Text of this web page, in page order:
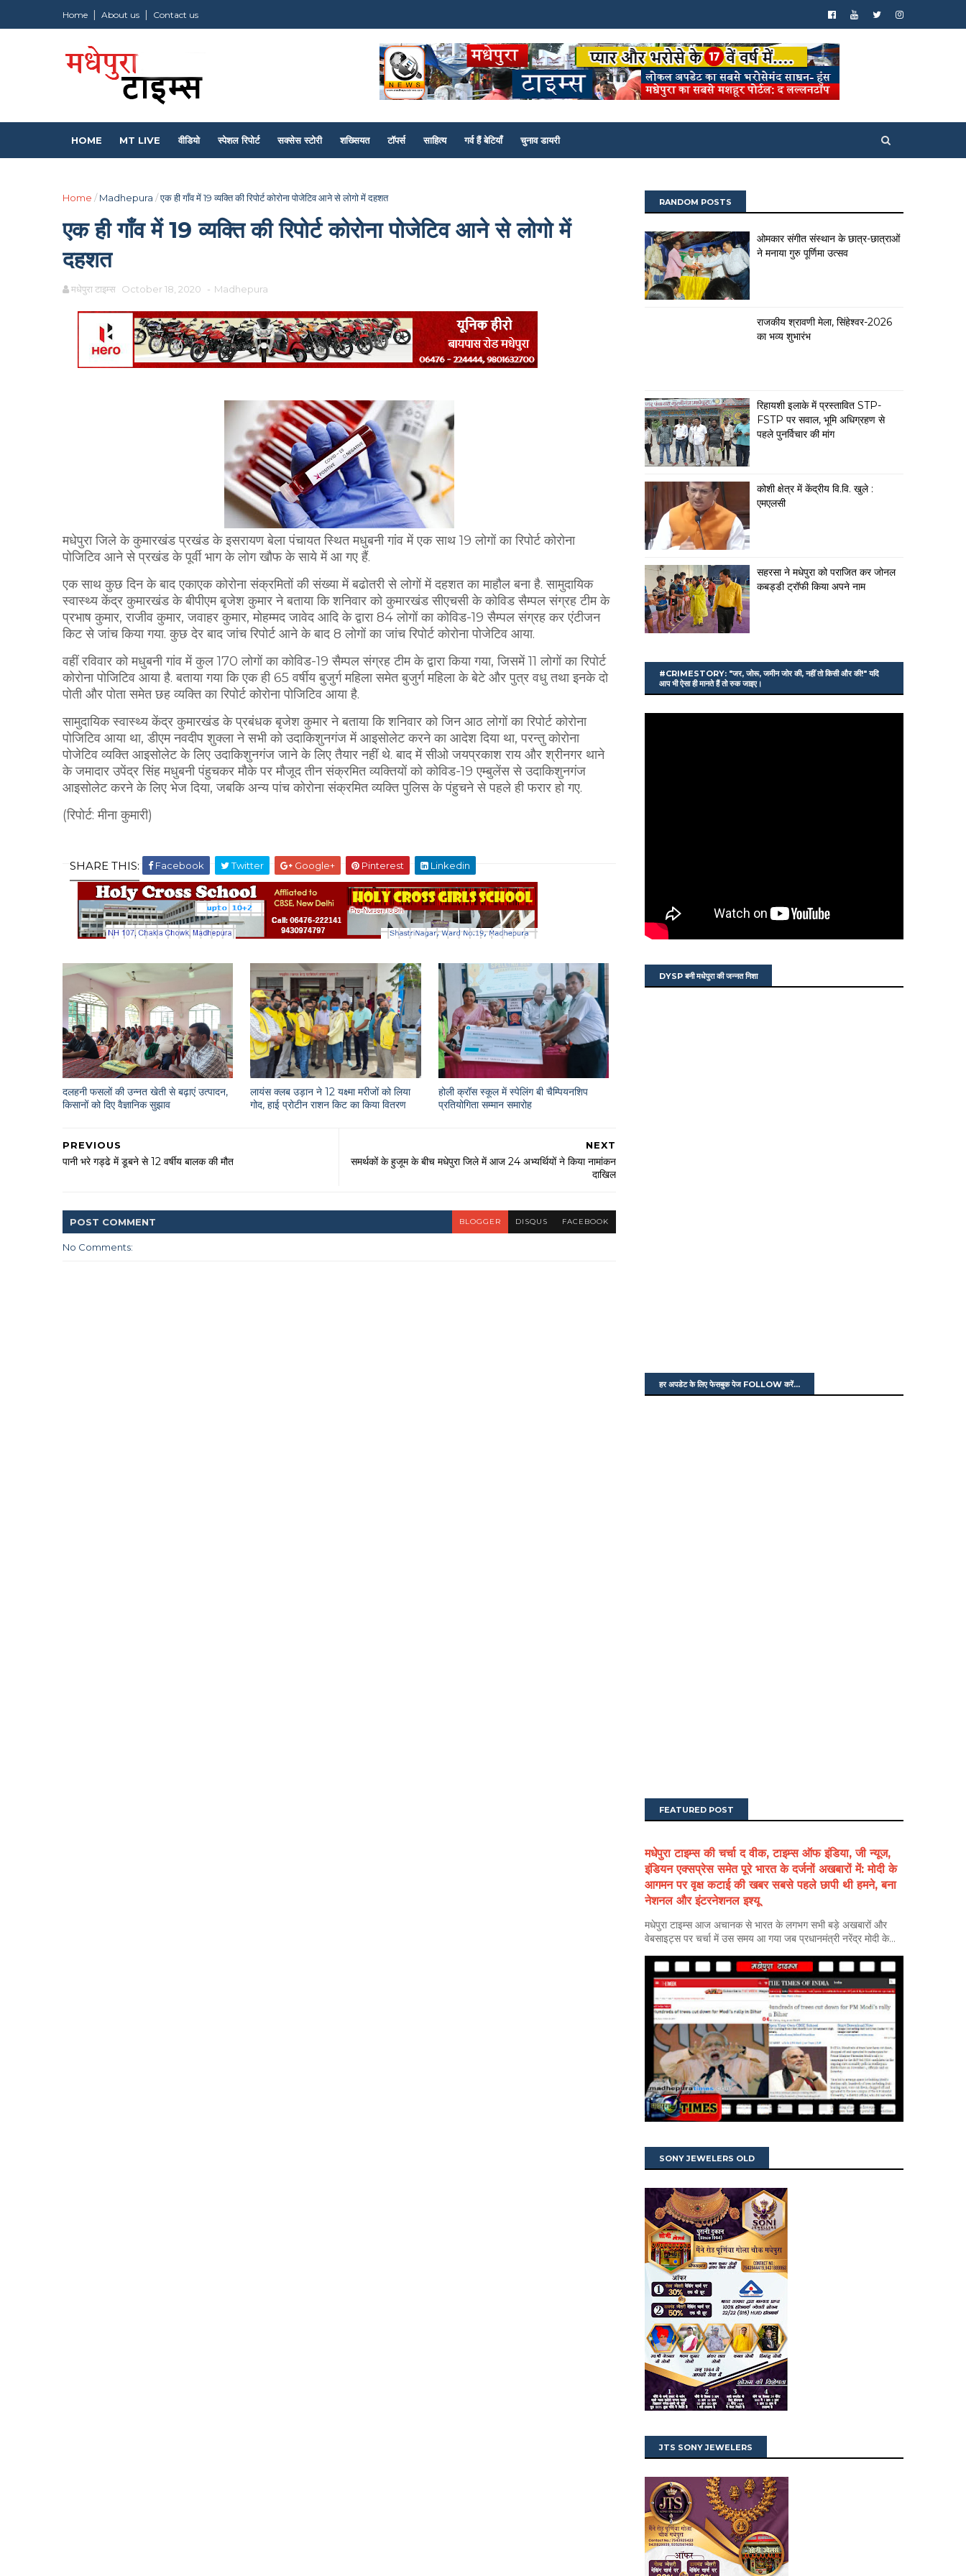
Home About us Contact us
HOME MT LIVE वीडियो स्पेशल रिपोर्ट सक्सेस स्टोरी शख्सियत टॉपर्स साहित्य गर्व हैं बेटियाँ चुनाव डायरी
Home / Madhepura /एक ही गाँव में 19 व्यक्ति की रिपोर्ट कोरोना पोजेटिव आने से लोगो में दहशत
एक ही गाँव में 19 व्यक्ति की रिपोर्ट कोरोना पोजेटिव आने से लोगो में
दहशत
मधेपुरा टाइम्स October 18, 2020 - Madhepura
मधेपुरा जिले के कुमारखंड प्रखंड के इसरायण बेला पंचायत स्थित मधुबनी गांव में एक साथ 19 लोगों का रिपोर्ट कोरोना
पोजिटिव आने से प्रखंड के पूर्वी भाग के लोग खौफ के साये में आ गए हैं.
एक साथ कुछ दिन के बाद एकाएक कोरोना संक्रमितों की संख्या में बढोतरी से लोगों में दहशत का माहौल बना है. सामुदायिक
स्वास्थ्य केंद्र कुमारखंड के बीपीएम बृजेश कुमार ने बताया कि शनिवार को कुमारखंड सीएचसी के कोविड सैम्पल संग्रह टीम के
प्रभाष कुमार, राजीव कुमार, जवाहर कुमार, मोहम्मद जावेद आदि के द्वारा 84 लोगों का कोविड-19 सैम्पल संग्रह कर एंटीजन
किट से जांच किया गया. कुछ देर बाद जांच रिपोर्ट आने के बाद 8 लोगों का जांच रिपोर्ट कोरोना पोजेटिव आया.
वहीं रविवार को मधुबनी गांव में कुल 170 लोगों का कोविड-19 सैम्पल संग्रह टीम के द्वारा किया गया, जिसमें 11 लोगों का रिपोर्ट
कोरोना पोजिटिव आया है. बताया गया कि एक ही 65 वर्षीय बुजुर्ग महिला समेत बुजुर्ग महिला के बेटे और पुत्र वधु तथा इनके दो
पोती और पोता समेत छह व्यक्ति का रिपोर्ट कोरोना पोजिटिव आया है.
सामुदायिक स्वास्थ्य केंद्र कुमारखंड के प्रबंधक बृजेश कुमार ने बताया कि शनिवार को जिन आठ लोगों का रिपोर्ट कोरोना
पोजिटिव आया था, डीएम नवदीप शुक्ला ने सभी को उदाकिशुनगंज में आइसोलेट करने का आदेश दिया था, परन्तु कोरोना
पोजेटिव व्यक्ति आइसोलेट के लिए उदाकिशुनगंज जाने के लिए तैयार नहीं थे. बाद में सीओ जयप्रकाश राय और श्रीनगर थाने
के जमादार उपेंद्र सिंह मधुबनी पंहुचकर मौके पर मौजूद तीन संक्रमित व्यक्तियों को कोविड-19 एम्बुलेंस से उदाकिशुनगंज
आइसोलेट करने के लिए भेज दिया, जबकि अन्य पांच कोरोना संक्रमित व्यक्ति पुलिस के पंहुचने से पहले ही फरार हो गए.
(रिपोर्ट: मीना कुमारी)
SHARE THIS: Facebook Twitter Google+ Pinterest Linkedin
दलहनी फसलों की उन्नत खेती से बढ़ाएं उत्पादन,
किसानों को दिए वैज्ञानिक सुझाव
लायंस क्लब उड़ान ने 12 यक्ष्मा मरीजों को लिया
गोद, हाई प्रोटीन राशन किट का किया वितरण
होली क्रॉस स्कूल में स्पेलिंग बी चैम्पियनशिप
प्रतियोगिता सम्मान समारोह
NEXT
समर्थकों के हुजूम के बीच मधेपुरा जिले में आज 24 अभ्यर्थियों ने किया नामांकन
दाखिल
PREVIOUS
पानी भरे गड्ढे में डूबने से 12 वर्षीय बालक की मौत
POST COMMENT BLOGGER DISQUS FACEBOOK
No Comments:
RANDOM POSTS
ओमकार संगीत संस्थान के छात्र-छात्राओं
ने मनाया गुरु पूर्णिमा उत्सव
राजकीय श्रावणी मेला, सिंहेश्वर-2026
का भव्य शुभारंभ
रिहायशी इलाके में प्रस्तावित STP-
FSTP पर सवाल, भूमि अधिग्रहण से
पहले पुनर्विचार की मांग
कोशी क्षेत्र में केंद्रीय वि.वि. खुले :
एमएलसी
सहरसा ने मधेपुरा को पराजित कर जोनल
कबड्डी ट्रॉफी किया अपने नाम
#CRIMESTORY: "जर, जोरू, जमीन जोर की, नहीं तो किसी और की!" यदि
आप भी ऐसा ही मानते हैं तो रुक जाइए।
DYSP बनी मधेपुरा की जन्नत निशा
हर अपडेट के लिए फेसबुक पेज FOLLOW करें...
FEATURED POST
मधेपुरा टाइम्स की चर्चा द वीक, टाइम्स ऑफ इंडिया, जी न्यूज,
इंडियन एक्सप्रेस समेत पूरे भारत के दर्जनों अखबारों में: मोदी के
आगमन पर वृक्ष कटाई की खबर सबसे पहले छापी थी हमने, बना
नेशनल और इंटरनेशनल इश्यू
मधेपुरा टाइम्स आज अचानक से भारत के लगभग सभी बड़े अखबारों और
वेबसाइट्स पर चर्चा में उस समय आ गया जब प्रधानमंत्री नरेंद्र मोदी के...
SONY JEWELERS OLD
JTS SONY JEWELERS